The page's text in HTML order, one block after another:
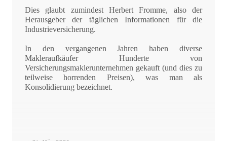
Dies glaubt zumindest Herbert Fromme, also der
Herausgeber der täglichen Informationen für die
Industrieversicherung.
In den vergangenen Jahren haben diverse
Makleraufkäufer Hunderte von
Versicherungsmaklerunternehmen gekauft (und dies zu
teilweise horrenden Preisen), was man als
Konsolidierung bezeichnet.